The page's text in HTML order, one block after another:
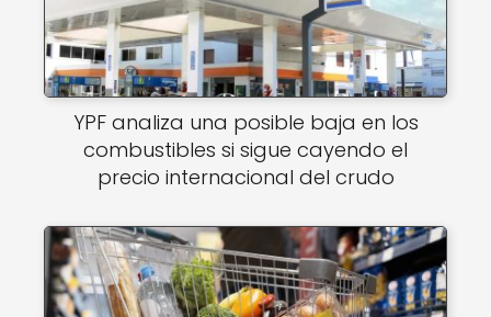
YPF analiza una posible baja en los
combustibles si sigue cayendo el
precio internacional del crudo